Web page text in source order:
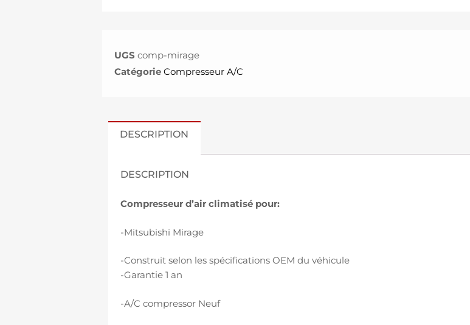
UGScomp-mirage
Catégorie Compresseur A/C
DESCRIPTION
DESCRIPTION
Compresseur d’air climatisé pour:
-Mitsubishi Mirage
-Construit selon les spécifications OEM du véhicule
-Garantie 1 an
-A/C compressor Neuf